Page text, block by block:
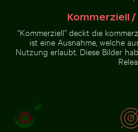
Sonnenuntergang am
Grzybowo Bałtycka, Ruhige
Küstenlandschaft
Rosa Seerosen auf einem
Kommerziell
“Kommerziell” deckt die
ist eine Ausnahme, welche
Nutzung erlaubt. Diese Bilder